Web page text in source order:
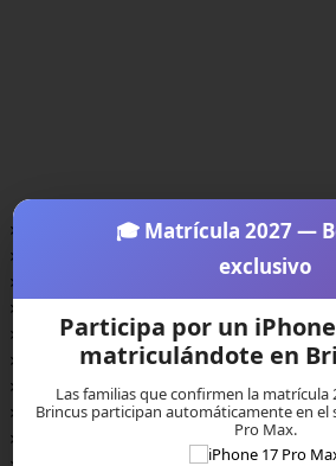
×
×
×
×
×
×
×
×
×
🎓 Matrícula 2027 —
exclusivo
Participa por un
matriculándote en
Las familias que confirmen la matrícula
Brincus participan automáticamente en el
Pro Max.